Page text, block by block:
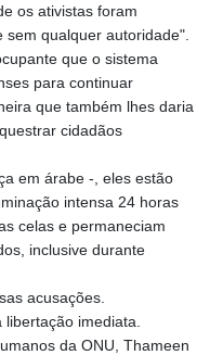
os ativistas foram
qualquer autoridade".
que o sistema
para continuar
que também lhes daria
cidadãos
em árabe -, eles estão
intensa 24 horas
celas e permaneciam
inclusive durante
acusações.
imediata.
da ONU, Thameen